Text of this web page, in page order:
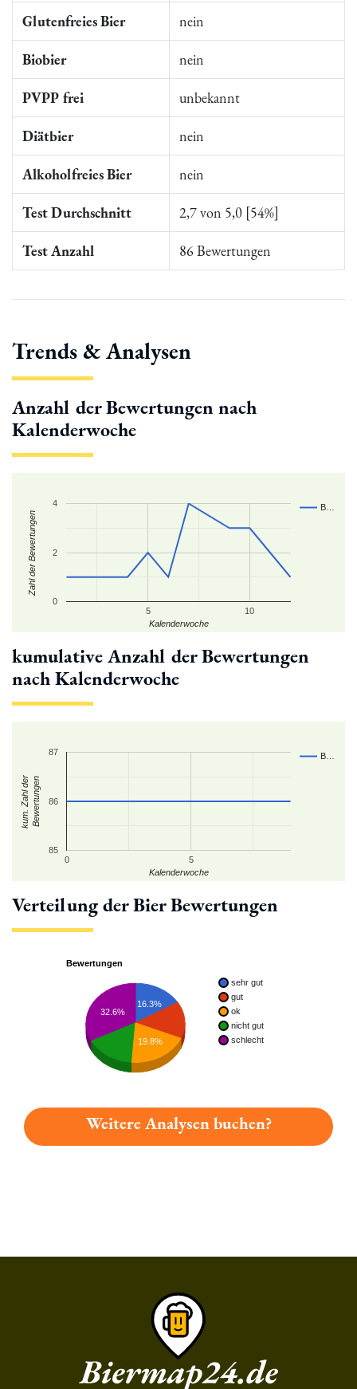
Glutenfreies Bier nein
Biobier nein
PVPP frei unbekannt
Diätbier nein
Alkoholfreies Bier nein
Test Durchschnitt 2,7 von 5,0 [54%]
Test Anzahl 86 Bewertungen
Trends & Analysen
Anzahl der Bewertungen nach
Kalenderwoche
B…
5 10
0
2
4
Kalenderwoche
Zahl der Bewertungen
kumulative Anzahl der Bewertungen
nach Kalenderwoche
B…
0 5
85
86
87
Kalenderwoche
kum. Zahl derBewertungen
Verteilung der Bier Bewertungen
Bewertungen
sehr gut
gut
ok
nicht gut
schlecht
16.3%
32.6%
19.8%
Weitere Analysen buchen?